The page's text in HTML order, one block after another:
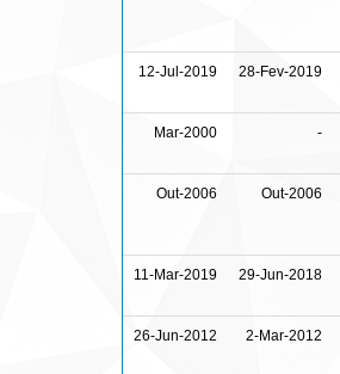
12-Jul-2019 28-Fev-2019
Mar-2000 -
Out-2006 Out-2006
11-Mar-2019 29-Jun-2018
26-Jun-2012 2-Mar-2012